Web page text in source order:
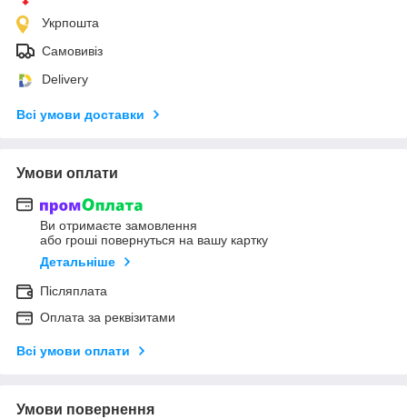
Укрпошта
Самовивіз
Delivery
Всі умови доставки
Умови оплати
Ви отримаєте замовлення
або гроші повернуться на вашу картку
Детальніше
Післяплата
Оплата за реквізитами
Всі умови оплати
Умови повернення